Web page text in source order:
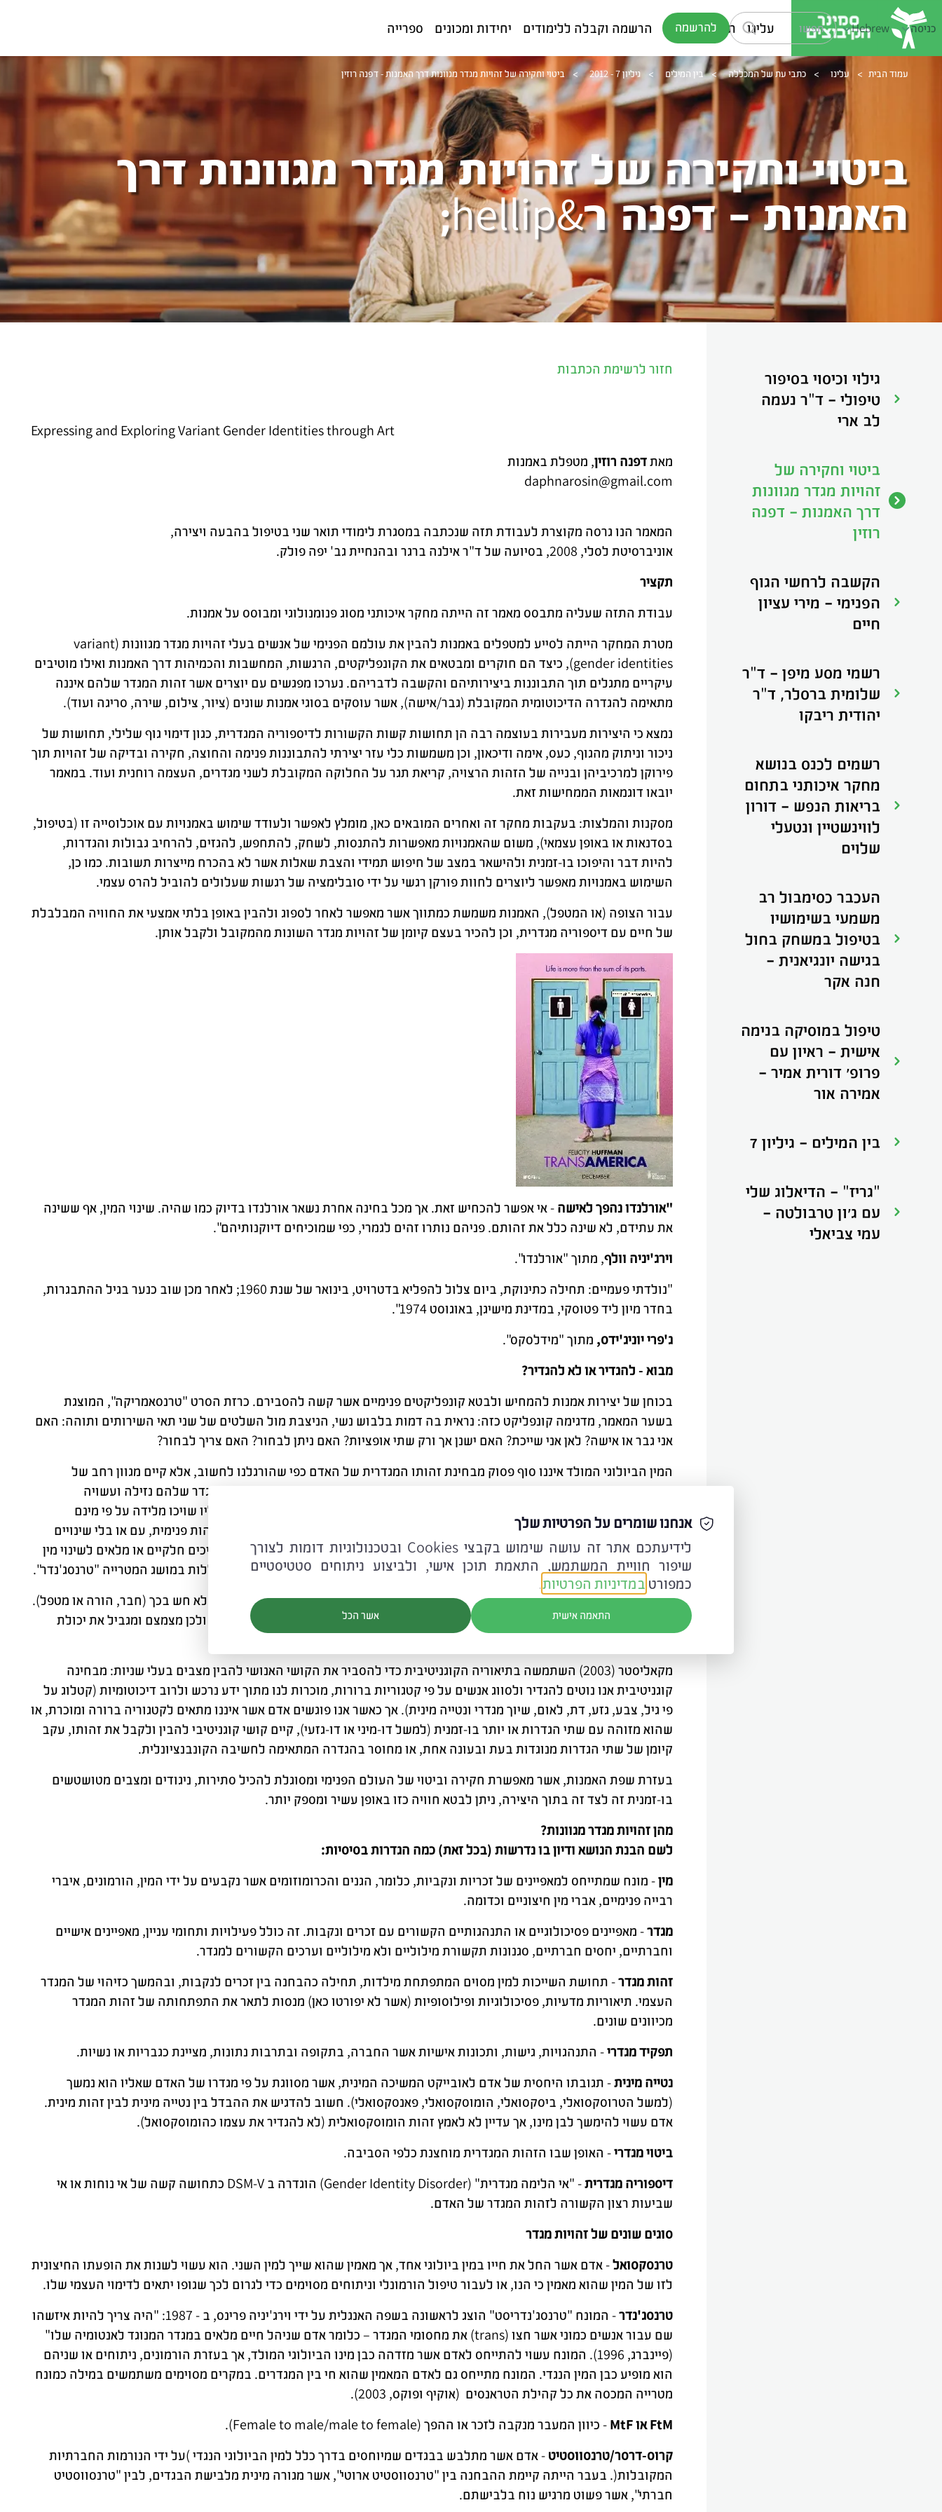
עלינו תוכניות לימוד הרשמה וקבלה ללימודים יחידות ומכונים ספרייה כניסה Hebrew להרשמה
עמוד הבית > עלינו > כתבי עת של המכללה > בין המילים > גיליון 7 - 2012 > ביטוי וחקירה של זהויות מגדר מגוונות דרך האמנות - דפנה רוזין
ביטוי וחקירה של זהויות מגדר מגוונות דרך
האמנות - דפנה ר&hellip;
גילוי וכיסוי בסיפור
טיפולי - ד"ר נעמה
לב ארי
ביטוי וחקירה של
זהויות מגדר מגוונות
דרך האמנות - דפנה
רוזין
הקשבה לרחשי הגוף
הפנימי - מירי עציון
חיים
רשמי מסע מיפן - ד"ר
שלומית ברסלר, ד"ר
יהודית ריבקו
רשמים לכנס בנושא
מחקר איכותני בתחום
בריאות הנפש - דורון
לווינשטיין ונטעלי
שלוים
העכבר כסימבול רב
משמעי בשימושיו
בטיפול במשחק בחול
בגישה יונגיאנית -
חנה אקר
טיפול במוסיקה בנימה
אישית - ראיון עם
פרופ' דורית אמיר -
אמירה אור
בין המילים - גיליון 7
"גריז" - הדיאלוג שלי
עם ג'ון טרבולטה -
עמי צביאלי
חזור לרשימת הכתבות
Expressing and Exploring Variant Gender Identities through Art
מאתדפנה רוזין, מטפלת באמנות
daphnarosin@gmail.com
המאמר הנו גרסה מקוצרת לעבודת תזה שנכתבה במסגרת לימודי תואר שני בטיפול בהבעה ויצירה,
אוניברסיטת לסלי, 2008, בסיועה של ד"ר אילנה ברגר ובהנחיית גב' יפה פולק.
תקציר
עבודת התזה שעליה מתבסס מאמר זה הייתה מחקר איכותני מסוג פנומנולוגי ומבוסס על אמנות.
מטרת המחקר הייתה לסייע למטפלים באמנות להבין את עולמם הפנימי של אנשים בעלי זהויות מגדר מגוונות (variant
gender identities), כיצד הם חוקרים ומבטאים את הקונפליקטים, הרגשות, המחשבות והכמיהות דרך האמנות ואילו מוטיבים
עיקריים מתגלים תוך התבוננות ביצירותיהם והקשבה לדבריהם. נערכו מפגשים עם יוצרים אשר זהות המגדר שלהם איננה
מתאימה להגדרה הדיכוטומית המקובלת (גבר/אישה), אשר עוסקים בסוגי אמנות שונים (ציור, צילום, שירה, סריגה ועוד).
נמצא כי היצירות מעבירות בעוצמה רבה הן תחושות קשות הקשורות לדיספוריה המגדרית, כגון דימוי גוף שלילי, תחושות של
ניכור וניתוק מהגוף, כעס, אימה ודיכאון, וכן משמשות כלי עזר יצירתי להתבוננות פנימה והחוצה, חקירה ובדיקה של זהויות תוך
פירוקן למרכיביהן ובנייה של הזהות הרצויה, קריאת תגר על החלוקה המקובלת לשני מגדרים, העצמה רוחנית ועוד. במאמר
יובאו דוגמאות הממחישות זאת.
מסקנות והמלצות: בעקבות מחקר זה ואחרים המובאים כאן, מומלץ לאפשר ולעודד שימוש באמנויות עם אוכלוסייה זו (בטיפול,
בסדנאות או באופן עצמאי), משום שהאמנויות מאפשרות להתנסות, לשחק, להתחפש, להגזים, להרחיב גבולות והגדרות,
להיות דבר והיפוכו בו-זמנית ולהישאר במצב של חיפוש תמידי והצבת שאלות אשר לא בהכרח מייצרות תשובות. כמו כן,
השימוש באמנויות מאפשר ליוצרים לחוות פורקן רגשי על ידי סובלימציה של רגשות שעלולים להוביל להרס עצמי.
עבור הצופה (או המטפל), האמנות משמשת כמתווך אשר מאפשר לאחר לספוג ולהבין באופן בלתי אמצעי את החוויה המבלבלת
של חיים עם דיספוריה מגדרית, וכן להכיר בעצם קיומן של זהויות מגדר השונות מהמקובל ולקבל אותן.
"אורלנדו נהפך לאישה- אי אפשר להכחיש זאת. אך מכל בחינה אחרת נשאר אורלנדו בדיוק כמו שהיה. שינוי המין, אף ששינה
את עתידם, לא שינה כלל את זהותם. פניהם נותרו זהים לגמרי, כפי שמוכיחים דיוקנותיהם".
וירג'יניה וולף, מתוך "אורלנדו".
"נולדתי פעמיים: תחילה כתינוקת, ביום צלול להפליא בדטרויט, בינואר של שנת 1960; לאחר מכן שוב כנער בגיל ההתבגרות,
בחדר מיון ליד פטוסקי, במדינת מישיגן, באוגוסט 1974".
ג'פרי יוניג'ידס, מתוך "מידלסקס".
מבוא - להגדיר או לא להגדיר?
בכוחן של יצירות אמנות להמחיש ולבטא קונפליקטים פנימיים אשר קשה להסבירם. כרזת הסרט "טרנסאמריקה", המוצגת
בשער המאמר, מדגימה קונפליקט כזה: נראית בה דמות בלבוש נשי, הניצבת מול השלטים של שני תאי השירותים ותוהה: האם
אני גבר או אישה? לאן אני שייכת? האם ישנן אך ורק שתי אופציות? האם ניתן לבחור? האם צריך לבחור?
המין הביולוגי המולד איננו סוף פסוק מבחינת זהותו המגדרית של האדם כפי שהורגלנו לחשוב, אלא קיים מגוון רחב של
אפשרויות על הרצף שבין שתי קצות הסקאלה "גבריות" – "נשיות". יש אנשים אשר זהות המגדר שלהם נזילה ועשויה
להשתנות ("ג'נדרקווירים"), בעוד שאחרים סובלים מחוסר הזדהות עם המגדר המסוים שאליו שויכו מלידה על פי מינם
הביולוגי ("דיספוריה מגדרית"). ישנם כאלה אשר משייכים את עצמם למגדר הנגדי מתוך הזדהות פנימית, עם או בלי שינויים
גופניים. עבור אחרים, הפתרון היחיד אשר יעזור להם להתגבר על מצוקתם יהיה לעבור תהליכים חלקיים או מלאים לשינוי מין
("טרנסקסואלים"). קיימות זהויות רבות ומגוונות נוסף על האפשרויות שתוארו כאן, וכולן נכללות במושג המטרייה "טרנסג'נדר".
קיים קושי רב להעביר את החוויה של זהות מגדרית שונה מהמקובל לאדם אחר אשר מעולם לא חש בכך (חבר, הורה או מטפל).
הקושי נובע בין השאר ממבנה השפה המילולית, אשר מחייב שימוש בהגדרות חד-משמעיות ולכן מצמצם ומגביל את יכולת
הביטוי של תכנים נפשיים, רגשיים וגופניים.
מקאליסטר (2003) השתמשה בתיאוריה הקוגניטיבית כדי להסביר את הקושי האנושי להבין מצבים בעלי שניות: מבחינה
קוגניטיבית אנו נוטים להגדיר ולסווג אנשים על פי קטגוריות ברורות, מוכרות לנו מתוך ידע נרכש ולרוב דיכוטומיות (קטלוג על
פי גיל, צבע, גזע, דת, לאום, שיוך מגדרי ונטייה מינית). אך כאשר אנו פוגשים אדם אשר איננו מתאים לקטגוריה ברורה ומוכרת, או
שהוא מזוהה עם שתי הגדרות או יותר בו-זמנית (למשל דו-מיני או דו-גזעי), קיים קושי קוגניטיבי להבין ולקבל את זהותו, עקב
קיומן של שתי הגדרות מנוגדות בעת ובעונה אחת, או מחוסר בהגדרה המתאימה לחשיבה הקונבנציונלית.
בעזרת שפת האמנות, אשר מאפשרת חקירה וביטוי של העולם הפנימי ומסוגלת להכיל סתירות, ניגודים ומצבים מטושטשים
בו-זמנית זה לצד זה בתוך היצירה, ניתן לבטא חוויה כזו באופן עשיר ומספק יותר.
מהן זהויות מגדר מגוונות?
לשם הבנת הנושא ודיון בו נדרשות (בכל זאת) כמה הגדרות בסיסיות:
מין- מונח שמתייחס למאפיינים של זכריות ונקביות, כלומר, הגנים והכרומוזומים אשר נקבעים על ידי המין, הורמונים, איברי
רבייה פנימיים, אברי מין חיצוניים וכדומה.
מגדר- מאפיינים פסיכולוגיים או התנהגותיים הקשורים עם זכרים ונקבות. זה כולל פעילויות ותחומי עניין, מאפיינים אישיים
וחברתיים, יחסים חברתיים, סגנונות תקשורת מילוליים ולא מילוליים וערכים הקשורים למגדר.
זהות מגדר- תחושת השייכות למין מסוים המתפתחת מילדות, תחילה כהבחנה בין זכרים לנקבות, ובהמשך כזיהוי של המגדר
העצמי. תיאוריות מדעיות, פסיכולוגיות ופילוסופיות (אשר לא יפורטו כאן) מנסות לתאר את התפתחותה של זהות המגדר
מכיוונים שונים.
תפקיד מגדרי- התנהגויות, גישות, ותכונות אישיות אשר החברה, בתקופה ובתרבות נתונות, מציינת כגבריות או נשיות.
נטייה מינית- תגובתו היחסית של אדם לאובייקט המשיכה המינית, אשר מסווגת על פי מגדרו של האדם שאליו הוא נמשך
(למשל הטרוסקסואלי, ביסקסואלי, הומוסקסואלי, פאנסקסואלי). חשוב להדגיש את ההבדל בין נטייה מינית לבין זהות מינית.
אדם עשוי להימשך לבן מינו, אך עדיין לא לאמץ זהות הומוסקסואלית (לא להגדיר את עצמו כהומוסקסואל).
ביטוי מגדרי- האופן שבו הזהות המגדרית מוחצנת כלפי הסביבה.
דיספוריה מגדרית
- "אי הלימה מגדרית" (Gender Identity Disorder) הוגדרה ב DSM-V כתחושה קשה של אי נוחות או אי
שביעות רצון הקשורה לזהות המגדר של האדם.
סוגים שונים של זהויות מגדר
טרנסקסואל- אדם אשר החל את חייו במין ביולוגי אחד, אך מאמין שהוא שייך למין השני. הוא עשוי לשנות את הופעתו החיצונית
לזו של המין שהוא מאמין כי הנו, או לעבור טיפול הורמונלי וניתוחים מסוימים כדי לגרום לכך שגופו יתאים לדימוי העצמי שלו.
טרנסג'נדר
- המונח "טרנסג'נדריסט" הוצג לראשונה בשפה האנגלית על ידי וירג'יניה פרינס, ב - 1987: "היה צריך להיות איזשהו
שם עבור אנשים כמוני אשר חצו (trans) את מחסומי המגדר – כלומר אדם שניהל חיים מלאים במגדר המנוגד לאנטומיה שלו"
(פיינברג, 1996). המונח עשוי להתייחס לאדם אשר מזדהה כבן מינו הביולוגי המולד, אך בעזרת הורמונים, ניתוחים או שניהם
הוא מופיע כבן המין הנגדי. המונח מתייחס גם לאדם המאמין שהוא חי בין המגדרים. במקרים מסוימים משתמשים במילה כמונח
מטרייה המכסה את כל קהילת הטראנסים (אוקיף ופוקס, 2003).
FtM או MtF
- כיוון המעבר מנקבה לזכר או ההפך (Female to male/male to female).
קרוס-דרסר/טרנסווסטיט- אדם אשר מתלבש בבגדים שמיוחסים בדרך כלל למין הביולוגי הנגדי )על ידי הנורמות החברתיות
המקובלות(. בעבר הייתה קיימת ההבחנה בין "טרנסווסטיט ארוטי", אשר מגורה מינית מלבישת הבגדים, לבין "טרנסווסטיט
חברתי", אשר פשוט מרגיש נוח בלבישתם.
אנחנו שומרים על הפרטיות שלך
לידיעתכם אתר זה עושה שימוש בקבצי Cookies ובטכנולוגיות דומות לצורך
שיפור חוויית המשתמש, התאמת תוכן אישי, ולביצוע ניתוחים סטטיסטיים
כמפורט במדיניות הפרטיות.
אשר הכל התאמה אישית